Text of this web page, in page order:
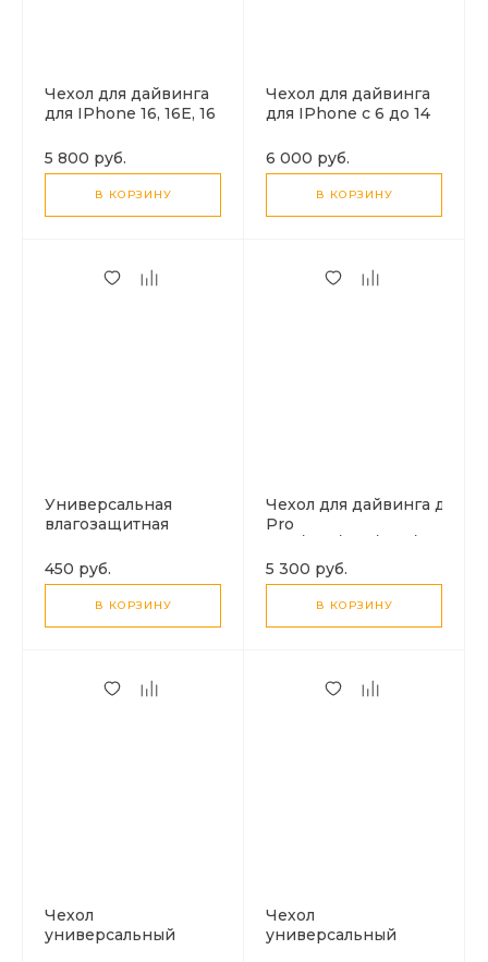
Чехол для дайвинга
для IPhone 16, 16E, 16
Android с разъемом
Type-C, 45 м
погружение, PULUZ
5 800 руб.
В КОРЗИНУ
Чехол для дайвинга
для IPhone с 6 до 14
и выше, 45 м
погружение, PULUZ
6 000 руб.
В КОРЗИНУ
Универсальная
влагозащитная
белый
450 руб.
В КОРЗИНУ
Чехол для дайвинга для
Pro
40 м погружение,
вакуумный,PULUZ
5 300 руб.
В КОРЗИНУ
Чехол
универсальный
Чехол
универсальный